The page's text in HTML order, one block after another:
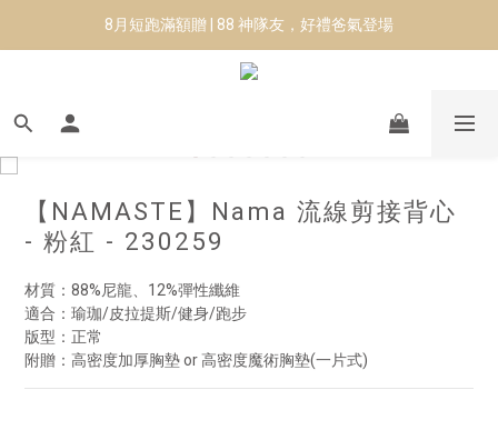
8月短跑滿額贈 | 88 神隊友，好禮爸氣登場
8月短跑滿額贈 | 88 神隊友，好禮爸氣登場
✨CURARING-韓國多功能深層按摩環｜新品預購88折！✨
Manduka-跟著青蛙去旅行｜快閃第二站-台南
【NAMASTE】Nama 流線剪接背心
- 粉紅 - 230259
材質：88%尼龍、12%彈性纖維
適合：瑜珈/皮拉提斯/健身/跑步
版型：正常
附贈：高密度加厚胸墊 or 高密度魔術胸墊(一片式)